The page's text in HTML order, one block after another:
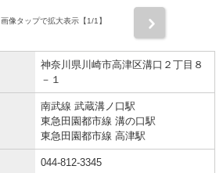
画像タップで拡大表示【1/1】
神奈川県川崎市高津区溝口２丁目８
－１
南武線 武蔵溝ノ口駅
東急田園都市線 溝の口駅
東急田園都市線 高津駅
044-812-3345